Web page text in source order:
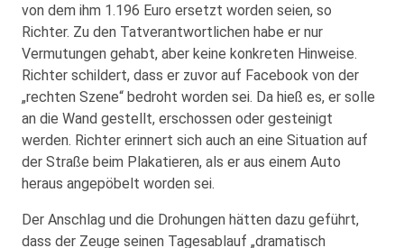
von dem ihm 1.196 Euro ersetzt worden seien, so
Richter. Zu den Tatverantwortlichen habe er nur
Vermutungen gehabt, aber keine konkreten Hinweise.
Richter schildert, dass er zuvor auf Facebook von der
„rechten Szene“ bedroht worden sei. Da hieß es, er solle
an die Wand gestellt, erschossen oder gesteinigt
werden. Richter erinnert sich auch an eine Situation auf
der Straße beim Plakatieren, als er aus einem Auto
heraus angepöbelt worden sei.
Der Anschlag und die Drohungen hätten dazu geführt,
dass der Zeuge seinen Tagesablauf „dramatisch